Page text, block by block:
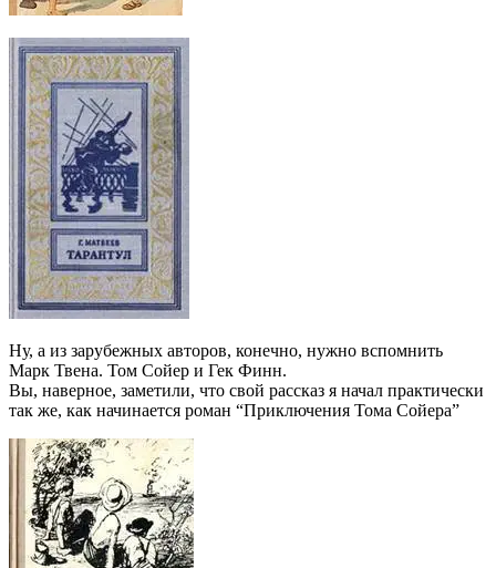
Ну, а из зарубежных авторов, конечно, нужно вспомнить
Марк Твена. Том Сойер и Гек Финн.
Вы, наверное, заметили, что свой рассказ я начал практически
так же, как начинается роман “Приключения Тома Сойера”